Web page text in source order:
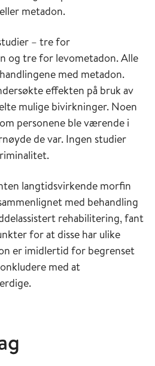
metadon.
– tre for
og tre for levometadon. Alle
med metadon.
effekten på bruk av
mulige bivirkninger. Noen
personene ble værende i
de var. Ingen studier
langtidsvirkende morfin
med behandling
rehabilitering, fant
for at disse har ulike
er imidlertid for begrenset
med at